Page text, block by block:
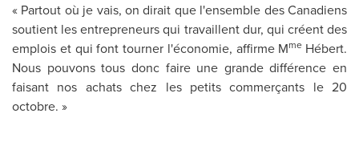
« Partout où je vais, on dirait que l'ensemble des Canadiens
soutient les entrepreneurs qui travaillent dur, qui créent des
emplois et qui font tourner l'économie, affirme Mme Hébert.
Nous pouvons tous donc faire une grande différence en
faisant nos achats chez les petits commerçants le 20
octobre. »